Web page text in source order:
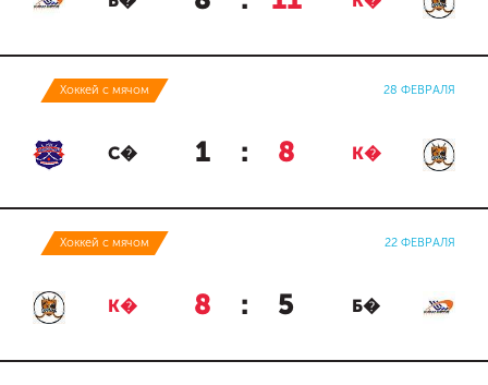
Хоккей с мячом 28 ФЕВРАЛЯ
С� 1 : 8 К�
Хоккей с мячом 22 ФЕВРАЛЯ
К� 8 : 5 Б�